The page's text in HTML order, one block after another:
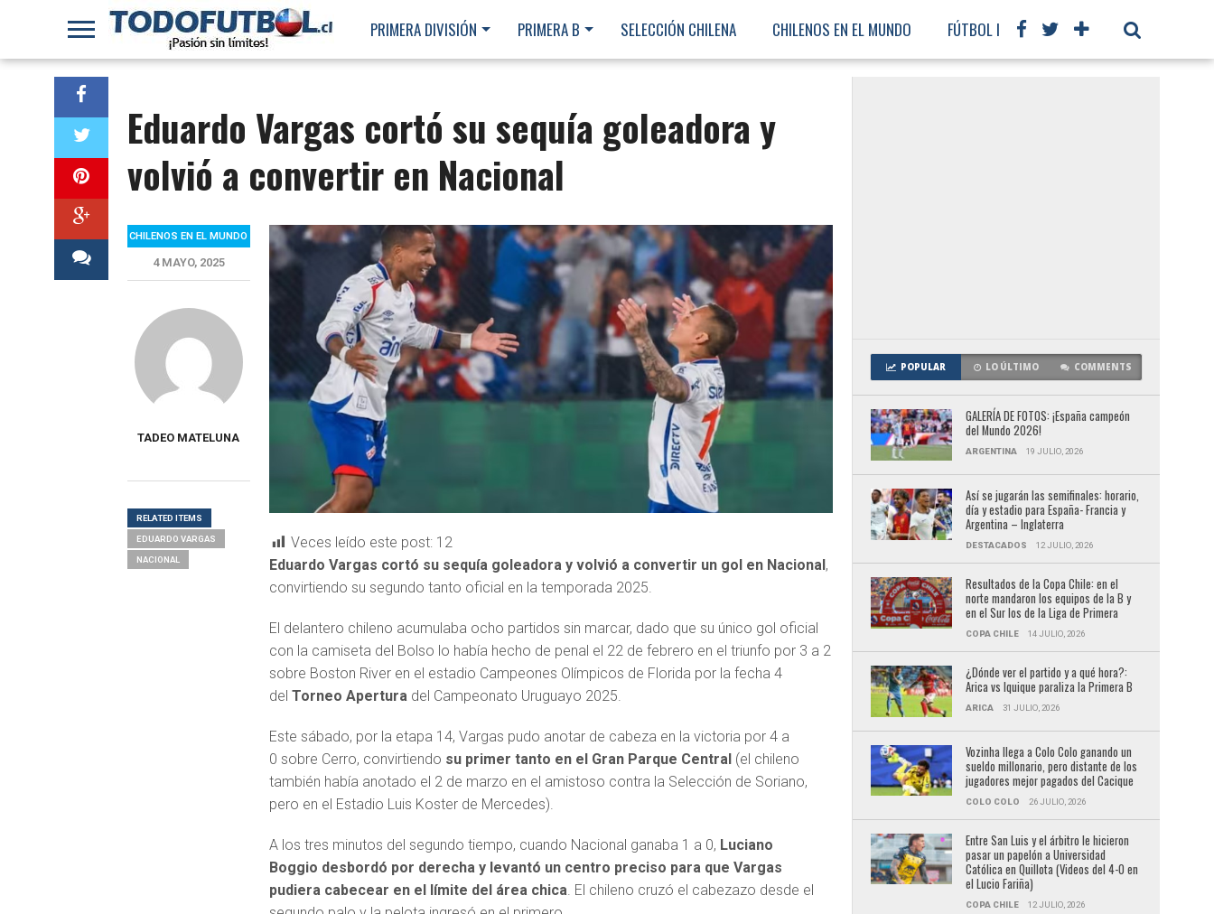
PRIMERA DIVISIÓN PRIMERA B SELECCIÓN CHILENA CHILENOS EN EL MUNDO FÚTBOL INTERNACIONAL
Eduardo Vargas cortó su sequía goleadora y
volvió a convertir en Nacional
Veces leído este post: 12
Eduardo Vargas cortó su sequía goleadora y volvió a convertir un gol en Nacional,
convirtiendo su segundo tanto oficial en la temporada 2025.
El delantero chileno acumulaba ocho partidos sin marcar, dado que su único gol oficial
con la camiseta del Bolso lo había hecho de penal el 22 de febrero en el triunfo por 3 a 2
sobre Boston River en el estadio Campeones Olímpicos de Florida por la fecha 4
delTorneo Apertura del Campeonato Uruguayo 2025.
Este sábado, por la etapa 14, Vargas pudo anotar de cabeza en la victoria por 4 a
0 sobre Cerro, convirtiendo su primer tanto en el Gran Parque Central (el chileno
también había anotado el 2 de marzo en el amistoso contra la Selección de Soriano,
pero en el Estadio Luis Koster de Mercedes).
A los tres minutos del segundo tiempo, cuando Nacional ganaba 1 a 0, Luciano
Boggio desbordó por derecha y levantó un centro preciso para que Vargas
pudiera cabecear en el límite del área chica. El chileno cruzó el cabezazo desde el
CHILENOS EN EL MUNDO
4 MAYO, 2025
TADEO MATELUNA
RELATED ITEMS
EDUARDO VARGAS
NACIONAL
POPULAR LO ÚLTIMO COMMENTS
GALERÍA DE FOTOS: ¡España campeón
del Mundo 2026!
ARGENTINA 19 JULIO, 2026
Así se jugarán las semifinales: horario,
día y estadio para España- Francia y
Argentina – Inglaterra
DESTACADOS 12 JULIO, 2026
Resultados de la Copa Chile: en el
norte mandaron los equipos de la B y
en el Sur los de la Liga de Primera
COPA CHILE 14 JULIO, 2026
¿Dónde ver el partido y a qué hora?:
Arica vs Iquique paraliza la Primera B
ARICA 31 JULIO, 2026
Vozinha llega a Colo Colo ganando un
sueldo millonario, pero distante de los
jugadores mejor pagados del Cacique
COLO COLO 26 JULIO, 2026
Entre San Luis y el árbitro le hicieron
pasar un papelón a Universidad
Católica en Quillota (Videos del 4-0 en
el Lucio Fariña)
COPA CHILE 12 JULIO, 2026